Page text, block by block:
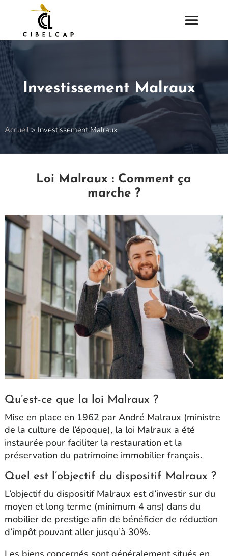
Investissement Malraux
Accueil> Investissement Malraux
Loi Malraux : Comment ça
marche ?
Qu’est-ce que la loi Malraux ?
Mise en place en 1962 par André Malraux (ministre
de la culture de l’époque), la loi Malraux a été
instaurée pour faciliter la restauration et la
préservation du patrimoine immobilier français.
Quel est l’objectif du dispositif Malraux ?
L’objectif du dispositif Malraux est d’investir sur du
moyen et long terme (minimum 4 ans) dans du
mobilier de prestige afin de bénéficier de réduction
d’impôt pouvant aller jusqu’à 30%.